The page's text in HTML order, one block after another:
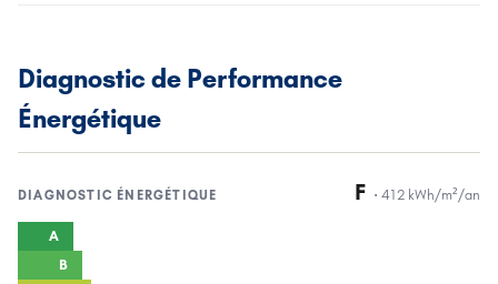
Diagnostic de Performance
Énergétique
DIAGNOSTIC ÉNERGÉTIQUE F · 412 kWh/m²/an
A
B